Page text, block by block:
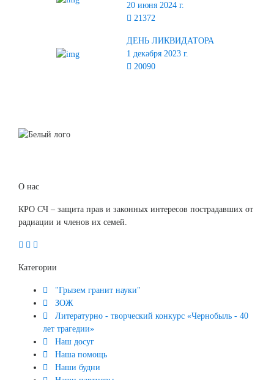
20 июня 2024 г.
21372
ДЕНЬ ЛИКВИДАТОРА
1 декабря 2023 г.
20090
О нас
КРО СЧ – защита прав и законных интересов пострадавших от
радиации и членов их семей.
Категории
"Грызем гранит науки"
ЗОЖ
Литературно - творческий конкурс «Чернобыль - 40
лет трагедии»
Наш досуг
Наша помощь
Наши будни